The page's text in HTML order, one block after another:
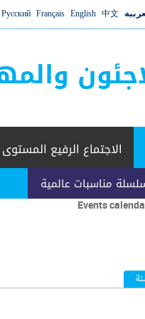
中文
English
Français
Русский
مناسبات عالمية
الاجتماع الرفيع المستوى
Events
(علامة التبويب النشطة)